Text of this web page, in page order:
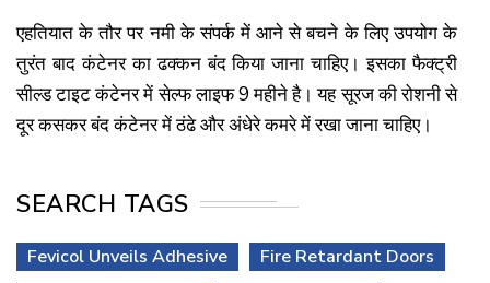
एहतियात के तौर पर नमी के संपर्क में आने से बचने के लिए उपयोग के
तुरंत बाद कंटेनर का ढक्कन बंद किया जाना चाहिए। इसका फैक्ट्री
सील्ड टाइट कंटेनर में सेल्फ लाइफ 9 महीने है। यह सूरज की रोशनी से
दूर कसकर बंद कंटेनर में ठंढे और अंधेरे कमरे में रखा जाना चाहिए।
SEARCH TAGS
Fevicol Unveils Adhesive
Fire Retardant Doors